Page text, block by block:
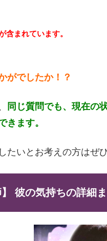
まれています。
がでしたか！？
同じ質問でも、現在の
きます。
たいとお考えの方はぜ
】 彼の気持ちの詳細